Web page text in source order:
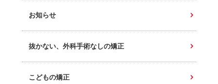
お知らせ
抜かない、外科手術なしの矯正
こどもの矯正